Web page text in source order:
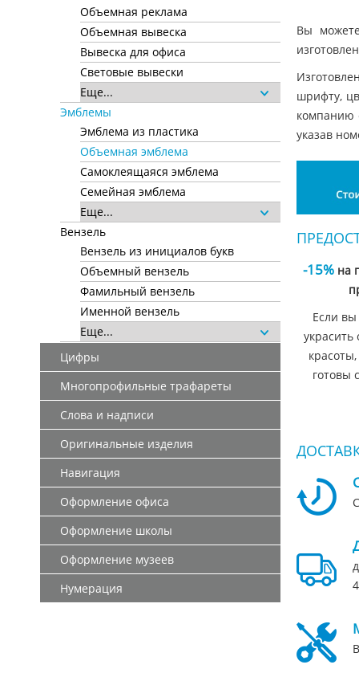
Объемная реклама
Объемная вывеска
Вывеска для офиса
Световые вывески
Еще...
Эмблемы
Эмблема из пластика
Объемная эмблема
Самоклеящаяся эмблема
Семейная эмблема
Еще...
Вензель
Вензель из инициалов букв
Объемный вензель
Фамильный вензель
Именной вензель
Еще...
Цифры
Многопрофильные трафареты
Слова и надписи
Оригинальные изделия
Навигация
Оформление офиса
Оформление школы
Оформление музеев
Нумерация
Вы
шрифту,
компанию
указав
-15%на
Если вы
украсить
готовы